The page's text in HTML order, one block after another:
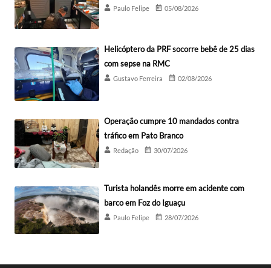
Paulo Felipe 05/08/2026
Helicóptero da PRF socorre bebê de 25 dias
com sepse na RMC
Gustavo Ferreira 02/08/2026
Operação cumpre 10 mandados contra
tráfico em Pato Branco
Redação 30/07/2026
Turista holandês morre em acidente com
barco em Foz do Iguaçu
Paulo Felipe 28/07/2026